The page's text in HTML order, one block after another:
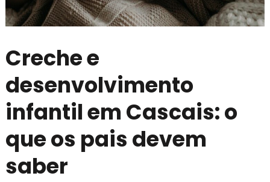
Creche e
desenvolvimento
infantil em Cascais: o
que os pais devem
saber